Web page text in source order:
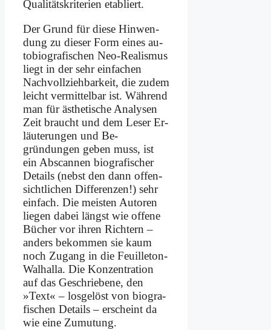
Qua­li­täts­kri­te­ri­en eta­bliert.
Der Grund für die­se Hin­wen­
dung zu die­ser Form ei­nes au­
to­bio­gra­fi­schen Neo-Rea­lis­mus
liegt in der sehr ein­fa­chen
Nach­voll­zieh­bar­keit, die zu­dem
leicht ver­mit­tel­bar ist. Wäh­rend
man für äs­the­ti­sche Ana­ly­sen
Zeit braucht und dem Le­ser Er­
läu­te­run­gen und Be­
gründungen ge­ben muss, ist
ein Ab­scan­nen bio­gra­fi­scher
De­tails (nebst den dann of­fen­
sicht­li­chen Dif­fe­ren­zen!) sehr
ein­fach. Die mei­sten Au­toren
lie­gen da­bei längst wie of­fe­ne
Bü­cher vor ih­ren Rich­tern –
an­ders be­kom­men sie kaum
noch Zu­gang in die Feuil­le­ton-
Wal­hal­la. Die Kon­zen­tra­ti­on
auf das Ge­schrie­be­ne, den
»Text« – los­ge­löst von bio­gra­
fi­schen De­tails – er­scheint da
wie ei­ne Zu­mu­tung.